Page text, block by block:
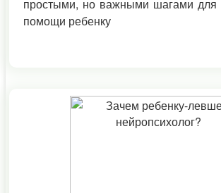
простыми, но важными шагами для
помощи ребенку